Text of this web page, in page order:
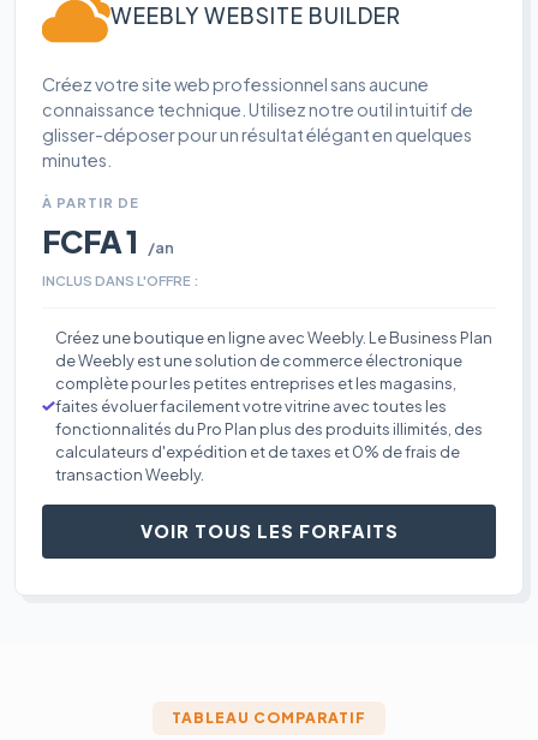
WEEBLY WEBSITE BUILDER
Créez votre site web professionnel sans aucune
connaissance technique. Utilisez notre outil intuitif de
glisser-déposer pour un résultat élégant en quelques
minutes.
À PARTIR DE
FCFA 1 /an
INCLUS DANS L'OFFRE :
Créez une boutique en ligne avec Weebly. Le Business Plan
de Weebly est une solution de commerce électronique
complète pour les petites entreprises et les magasins,
faites évoluer facilement votre vitrine avec toutes les
fonctionnalités du Pro Plan plus des produits illimités, des
calculateurs d'expédition et de taxes et 0% de frais de
transaction Weebly.
VOIR TOUS LES FORFAITS
TABLEAU COMPARATIF